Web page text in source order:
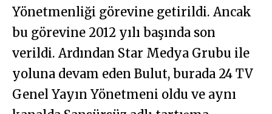
Yönetmenliği görevine getirildi. Ancak
bu görevine 2012 yılı başında son
verildi. Ardından Star Medya Grubu ile
yoluna devam eden Bulut, burada 24 TV
Genel Yayın Yönetmeni oldu ve aynı